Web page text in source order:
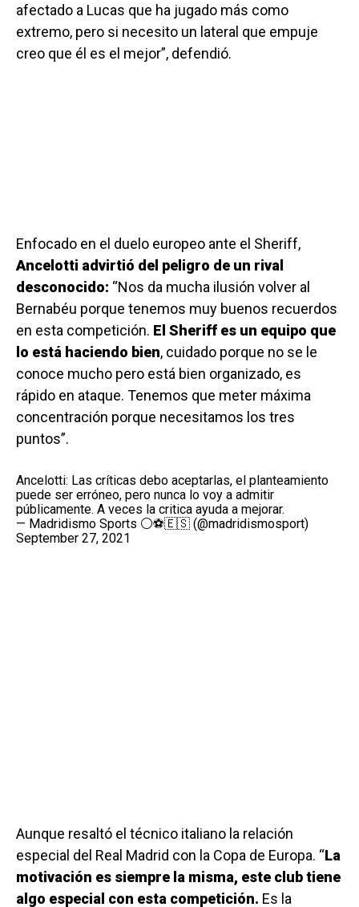
afectado a Lucas que ha jugado más como
extremo, pero si necesito un lateral que empuje
creo que él es el mejor”, defendió.
Enfocado en el duelo europeo ante el Sheriff,
Ancelotti advirtió del peligro de un rival
desconocido: “Nos da mucha ilusión volver al
Bernabéu porque tenemos muy buenos recuerdos
en esta competición. El Sheriff es un equipo que
lo está haciendo bien, cuidado porque no se le
conoce mucho pero está bien organizado, es
rápido en ataque. Tenemos que meter máxima
concentración porque necesitamos los tres
puntos”.
Ancelotti: Las críticas debo aceptarlas, el planteamiento
puede ser erróneo, pero nunca lo voy a admitir
públicamente. A veces la critica ayuda a mejorar.
— Madridismo Sports ⚪⚽🇪🇸 (@madridismosport)
September 27, 2021
Aunque resaltó el técnico italiano la relación
especial del Real Madrid con la Copa de Europa. “La
motivación es siempre la misma, este club tiene
algo especial con esta competición. Es la